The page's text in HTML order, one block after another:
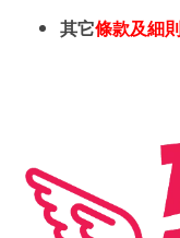
其它條款及細則